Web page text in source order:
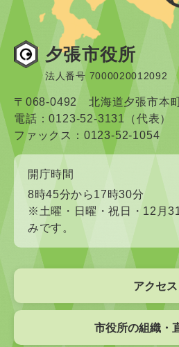
夕張市役所
法人番号 7000020012092
〒068-0492 北海道夕張市本
電話：0123-52-3131（代表）
ファックス：0123-52-1054
開庁時間
8時45分から17時30分
※土曜・日曜・祝日・12月
みです。
アクセス
市役所の組織・